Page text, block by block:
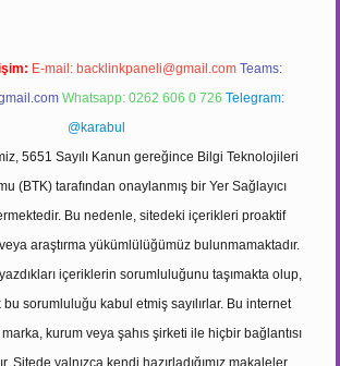
E-mail: backlinkpaneli@gmail.com Teams:
Whatsapp: 0262 606 0 726 Telegram:
@karabul
5651 Sayılı Kanun gereğince Bilgi Teknolojileri
(BTK) tarafından onaylanmış bir Yer Sağlayıcı
Bu nedenle, sitedeki içerikleri proaktif
araştırma yükümlülüğümüz bulunmamaktadır.
içeriklerin sorumluluğunu taşımakta olup,
sorumluluğu kabul etmiş sayılırlar. Bu internet
kurum veya şahıs şirketi ile hiçbir bağlantısı
Sitede yalnızca kendi hazırladığımız makaleler